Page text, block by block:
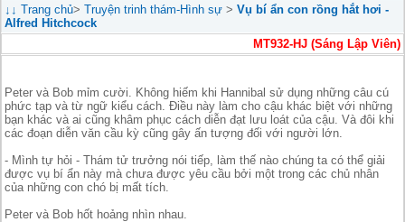
↓↓ Trang chủ> Truyện trinh thám-Hình sự > Vụ bí ẩn con rồng hắt hơi -
Alfred Hitchcock
MT932-HJ (Sáng Lập Viên)
Peter và Bob mỉm cười. Không hiếm khi Hannibal sử dụng những câu cú
phức tạp và từ ngữ kiểu cách. Điều này làm cho cậu khác biệt với những
bạn khác và ai cũng khâm phục cách diễn đạt lưu loát của cậu. Và đôi khi
các đoạn diễn văn cầu kỳ cũng gây ấn tượng đối với người lớn.
- Mình tự hỏi - Thám tử trưởng nói tiếp, làm thế nào chúng ta có thể giải
được vụ bí ẩn này mà chưa được yêu cầu bởi một trong các chủ nhân
của những con chó bị mất tích.
Peter và Bob hốt hoảng nhìn nhau.